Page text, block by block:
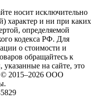
носит исключительно
характер и ни при каких
определяемой
кодекса РФ. Для
о стоимости и
обращайтесь к
на сайте, это
© 2015–2026 ООО